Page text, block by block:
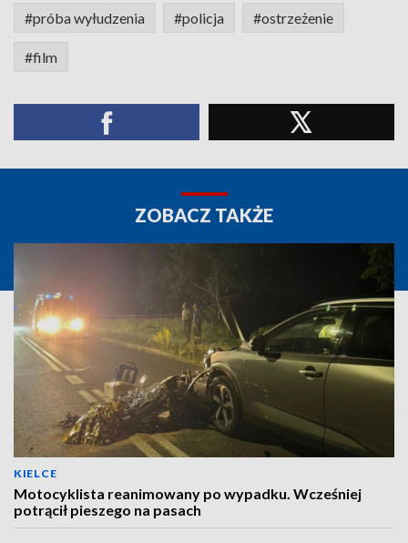
#próba wyłudzenia #policja #ostrzeżenie
#film
ZOBACZ TAKŻE
KIELCE
Motocyklista reanimowany po wypadku. Wcześniej
potrącił pieszego na pasach